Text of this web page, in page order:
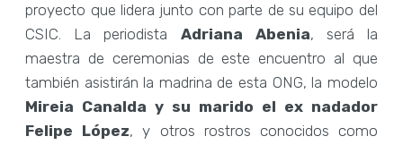
proyecto que lidera junto con parte de su equipo del
CSIC. La periodista Adriana Abenia, será la
maestra de ceremonias de este encuentro al que
también asistirán la madrina de esta ONG, la modelo
Mireia Canalda y su marido el ex nadador
Felipe López, y otros rostros conocidos como